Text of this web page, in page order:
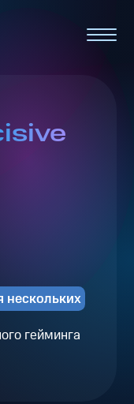
нескольких
гейминга